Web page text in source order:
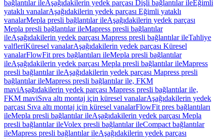
bağlantılar ileAşağıdakilerin yedek parçası Dişli bağlantılar ileEğimli
yataklı vanalarAşağıdakilerin yedek parçası Eğimli yataklı
vanalarMepla presli bağlantılar ileAşağıdakilerin yedek parçası
Mepla presli bağlantılar ileMapress presli bağlantılar
ileAşağıdakilerin yedek parçası Mapress presli bağlantılar ileTahliye
valfleriKüresel vanalarAşağıdakilerin yedek parçası Küresel
vanalarFlowFit pres bağlantıları ileMepla presli bağlantılar
ileAşağıdakilerin yedek parçası Mepla presli bağlantılar ileMapress
presli bağlantılar ileAşağıdakilerin yedek parçası Mapress presli
bağlantılar ileMapress presli bağlantılar ile, FKM
maviAşağıdakilerin yedek parçası Mapress presli bağlantılar ile,
FKM maviSıva altı montaj için küresel vanalarAşağıdakilerin yedek
parçası Sıva altı montaj için küresel vanalarFlowFit pres bağlantıları
ileMepla presli bağlantılar ileAşağıdakilerin yedek parçası Mepla
presli bağlantılar ileVolex presli bağlantılar ileCompact bağlantılar
ileMapress presli bağlantılar ileAşağıdakilerin yedek parçası